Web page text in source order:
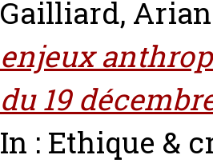
Gailliard,
enjeux
du 19
In : Ethique &